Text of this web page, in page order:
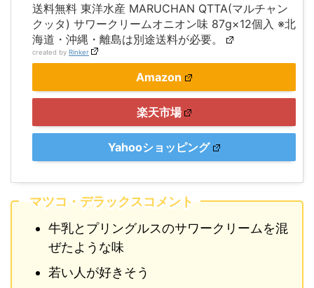
送料無料 東洋水産 MARUCHAN QTTA(マルチャン
クッタ) サワークリームオニオン味 87g×12個入 ※北
海道・沖縄・離島は別途送料が必要。
created by Rinker
Amazon
楽天市場
Yahooショッピング
マツコ・デラックスコメント
牛乳とプリングルスのサワークリームを混
ぜたような味
若い人が好きそう